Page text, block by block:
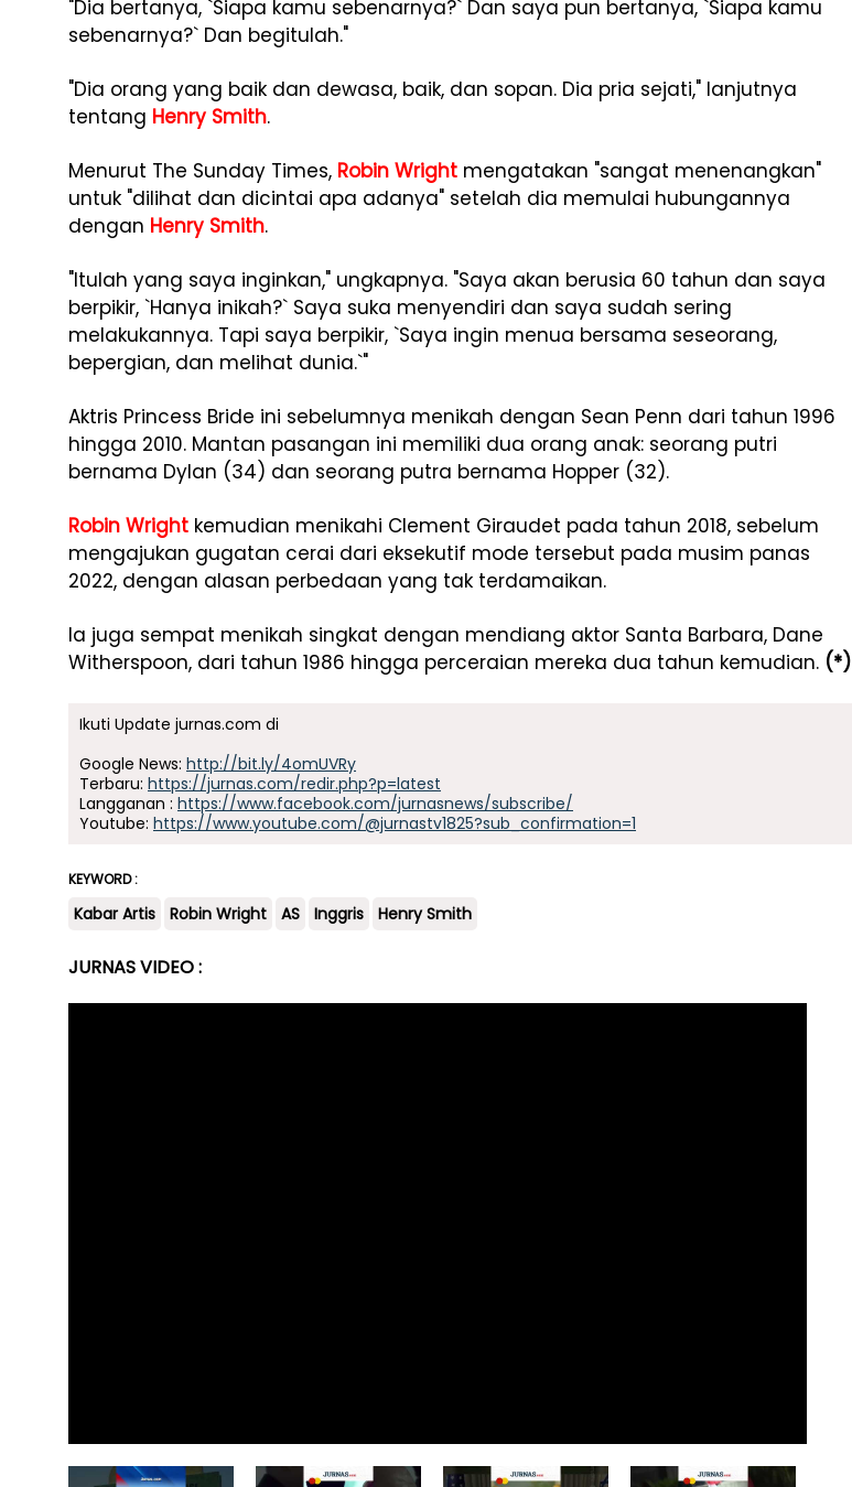
"Dia bertanya, `Siapa kamu sebenarnya?` Dan saya pun bertanya, `Siapa kamu
sebenarnya?` Dan begitulah."
"Dia orang yang baik dan dewasa, baik, dan sopan. Dia pria sejati," lanjutnya
tentang Henry Smith.
Menurut The Sunday Times, Robin Wright mengatakan "sangat menenangkan"
untuk "dilihat dan dicintai apa adanya" setelah dia memulai hubungannya
dengan Henry Smith.
"Itulah yang saya inginkan," ungkapnya. "Saya akan berusia 60 tahun dan saya
berpikir, `Hanya inikah?` Saya suka menyendiri dan saya sudah sering
melakukannya. Tapi saya berpikir, `Saya ingin menua bersama seseorang,
bepergian, dan melihat dunia.`"
Aktris Princess Bride ini sebelumnya menikah dengan Sean Penn dari tahun 1996
hingga 2010. Mantan pasangan ini memiliki dua orang anak: seorang putri
bernama Dylan (34) dan seorang putra bernama Hopper (32).
Robin Wright kemudian menikahi Clement Giraudet pada tahun 2018, sebelum
mengajukan gugatan cerai dari eksekutif mode tersebut pada musim panas
2022, dengan alasan perbedaan yang tak terdamaikan.
Ia juga sempat menikah singkat dengan mendiang aktor Santa Barbara, Dane
Witherspoon, dari tahun 1986 hingga perceraian mereka dua tahun kemudian. (*)
Ikuti Update jurnas.com di
Google News: http://bit.ly/4omUVRy
Terbaru: https://jurnas.com/redir.php?p=latest
Langganan : https://www.facebook.com/jurnasnews/subscribe/
Youtube: https://www.youtube.com/@jurnastv1825?sub_confirmation=1
KEYWORD :
Kabar Artis Robin Wright AS Inggris Henry Smith
JURNAS VIDEO :